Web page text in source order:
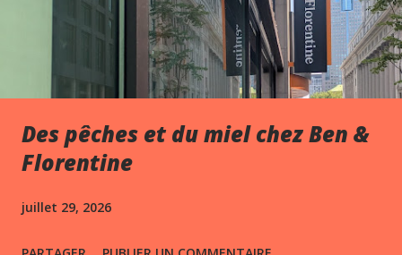
Des pêches et du miel chez Ben &
Florentine
juillet 29, 2026